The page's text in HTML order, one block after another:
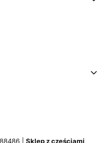
| Sklep z częściami